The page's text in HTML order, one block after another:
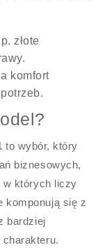
złote
komfort
to wybór, który
biznesowych,
w których liczy
komponują się z
bardziej
charakteru.